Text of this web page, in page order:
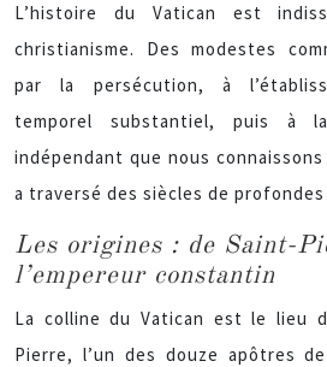
L’histoire du Vatican est
christianisme. Des modestes
par la persécution, à
temporel substantiel, puis à
indépendant que nous
a traversé des siècles de
Les origines : de Saint-
l’empereur constantin
La colline du Vatican est le lieu
Pierre, l’un des douze apôtres